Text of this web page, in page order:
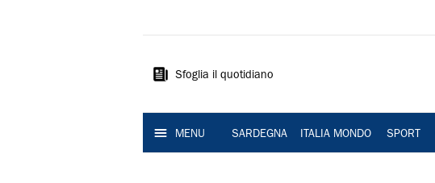
Sardegna
Sfoglia il quotidiano
MENU SARDEGNA ITALIA MONDO SPORT